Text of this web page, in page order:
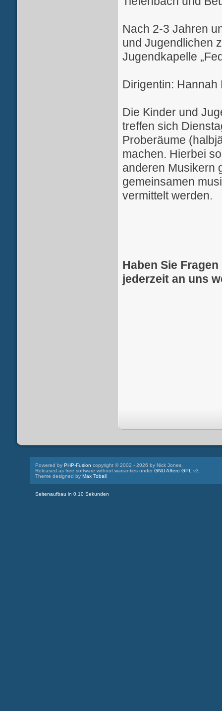
Nach 2-3 Jahren
und Jugendlichen
Jugendkapelle
Dirigentin: Hannah
Die Kinder und
treffen sich
Proberäume
machen. Hierbei
anderen Musikern
gemeinsamen
vermittelt werden.
Haben Sie
jederzeit an uns
Powered by PHP-Fusion copyright © 2002 - 2026 by Nick Jones.
Released as free software without warranties underGNU Affero GPL v3.
Theme designed by Max Toball
Seitenaufbau in 0.10 Sekunden